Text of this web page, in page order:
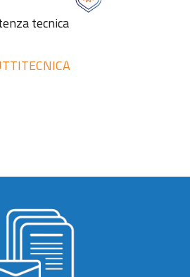
tecnica
TECNICA